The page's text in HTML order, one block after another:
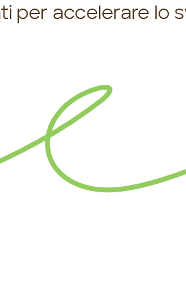
per accelerare lo